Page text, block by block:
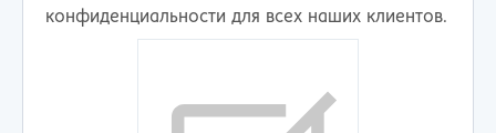
конфиденциальности для всех наших клиентов.